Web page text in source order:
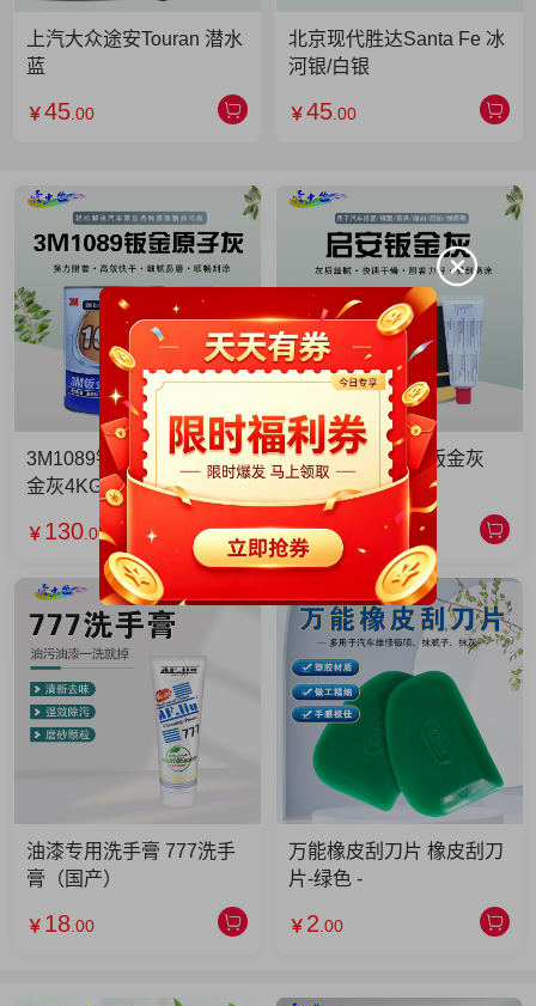
上汽大众途安Touran 潜水
蓝
￥45 .00
北京现代胜达Santa Fe 冰
河银/白银
￥45 .00
3M1089钣金灰 3M1089钣
金灰4KG 单罐
￥ 130 .00
启安钣金灰 启安钣金灰
2KG 单罐
￥49.90
油漆专用洗手膏 777洗手
膏（国产）
￥ 18 .00
万能橡皮刮刀片 橡皮刮刀
片-绿色 -
￥ 2 .00